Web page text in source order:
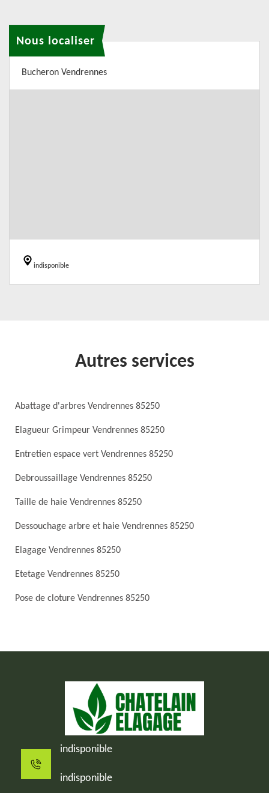
Nous localiser
Bucheron Vendrennes
indisponible
Autres services
Abattage d'arbres Vendrennes 85250
Elagueur Grimpeur Vendrennes 85250
Entretien espace vert Vendrennes 85250
Debroussaillage Vendrennes 85250
Taille de haie Vendrennes 85250
Dessouchage arbre et haie Vendrennes 85250
Elagage Vendrennes 85250
Etetage Vendrennes 85250
Pose de cloture Vendrennes 85250
indisponible
indisponible